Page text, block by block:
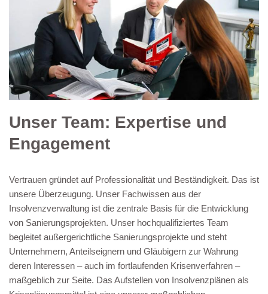
Unser Team: Expertise und
Engagement
Vertrauen gründet auf Professionalität und Beständigkeit. Das ist
unsere Überzeugung. Unser Fachwissen aus der
Insolvenzverwaltung ist die zentrale Basis für die Entwicklung
von Sanierungsprojekten. Unser hochqualifiziertes Team
begleitet außergerichtliche Sanierungsprojekte und steht
Unternehmern, Anteilseignern und Gläubigern zur Wahrung
deren Interessen – auch im fortlaufenden Krisenverfahren –
maßgeblich zur Seite. Das Aufstellen von Insolvenzplänen als